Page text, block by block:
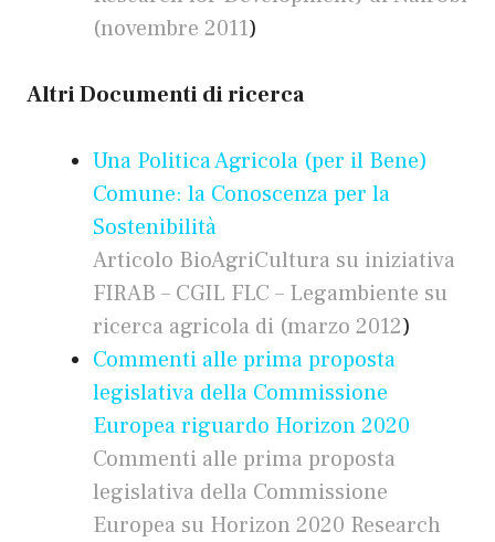
(novembre 2011)
Altri Documenti di ricerca
Una Politica Agricola (per il Bene)
Comune: la Conoscenza per la
Sostenibilità
Articolo BioAgriCultura su iniziativa
FIRAB – CGIL FLC – Legambiente su
ricerca agricola di (marzo 2012)
Commenti alle prima proposta
legislativa della Commissione
Europea riguardo Horizon 2020
Commenti alle prima proposta
legislativa della Commissione
Europea su Horizon 2020 Research